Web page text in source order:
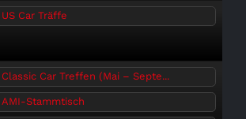
US Car Träffe
Classic Car Treffen (Mai – Septe...
AMI-Stammtisch